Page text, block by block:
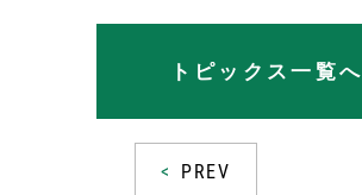
PREV
トピックス一覧へ